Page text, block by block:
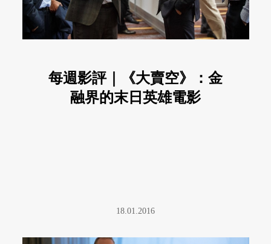
每週影評｜《大賣空》：金
融界的末日英雄電影
18.01.2016